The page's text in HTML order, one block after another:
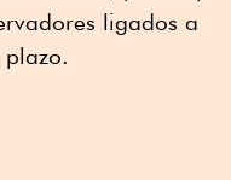
ligados a